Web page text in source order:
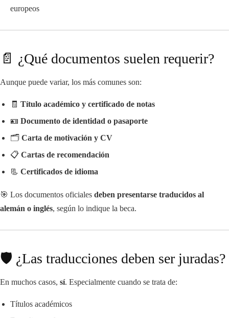
europeos
📄 ¿Qué documentos suelen requerir?
Aunque puede variar, los más comunes son:
🧾 Título académico y certificado de notas
🪪 Documento de identidad o pasaporte
🗂️ Carta de motivación y CV
📋 Cartas de recomendación
📃 Certificados de idioma
🎯 Los documentos oficiales deben presentarse traducidos al
alemán o inglés, según lo indique la beca.
🛡️ ¿Las traducciones deben ser juradas?
En muchos casos, sí. Especialmente cuando se trata de:
Títulos académicos